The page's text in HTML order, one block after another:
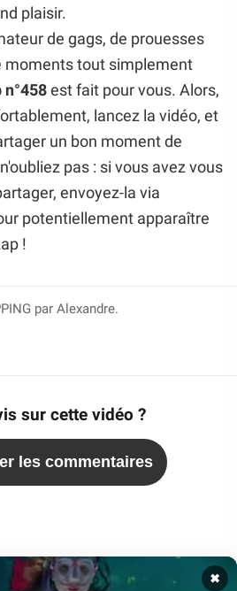
plaisir.
de gags, de prouesses
moments tout simplement
n°458 est fait pour vous. Alors,
lancez la vidéo, et
un bon moment de
pas : si vous avez vous
envoyez-la via
potentiellement apparaître
!
par Alexandre.
sur cette vidéo ?
les commentaires
✖